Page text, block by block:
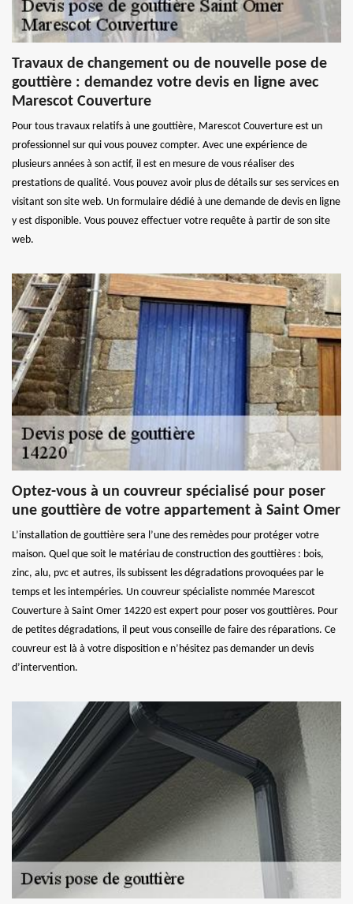
Travaux de changement ou de nouvelle pose de
gouttière : demandez votre devis en ligne avec
Marescot Couverture
Pour tous travaux relatifs à une gouttière, Marescot Couverture est un
professionnel sur qui vous pouvez compter. Avec une expérience de
plusieurs années à son actif, il est en mesure de vous réaliser des
prestations de qualité. Vous pouvez avoir plus de détails sur ses services en
visitant son site web. Un formulaire dédié à une demande de devis en ligne
y est disponible. Vous pouvez effectuer votre requête à partir de son site
web.
Optez-vous à un couvreur spécialisé pour poser
une gouttière de votre appartement à Saint Omer
L’installation de gouttière sera l’une des remèdes pour protéger votre
maison. Quel que soit le matériau de construction des gouttières : bois,
zinc, alu, pvc et autres, ils subissent les dégradations provoquées par le
temps et les intempéries. Un couvreur spécialiste nommée Marescot
Couverture à Saint Omer 14220 est expert pour poser vos gouttières. Pour
de petites dégradations, il peut vous conseille de faire des réparations. Ce
couvreur est là à votre disposition e n’hésitez pas demander un devis
d’intervention.